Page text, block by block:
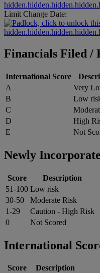
Limit Change Date:
Financials Filed /
International Score
A
Very
B
Low
C
D
High
E
Not
Newly
Score
Description
51-100 Low risk
30-50
Moderate Risk
1-29
Caution - High Risk
0
Not Scored
International
Score
Description